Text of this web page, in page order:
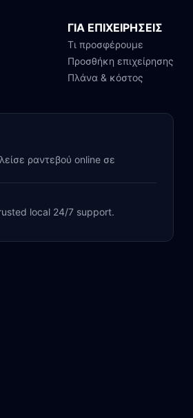
ΓΙΑ ΕΠΙΧΕΙΡΗΣΕΙΣ
Τι προσφέρουμε
Προσθήκη επιχείρησης
Πλάνα & κόστος
ραντεβού online σε
local 24/7 support.